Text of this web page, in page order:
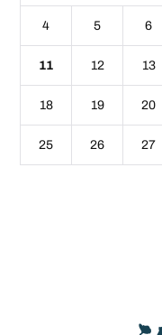
4 5 6
11 12 13
18 19 20
25 26 27